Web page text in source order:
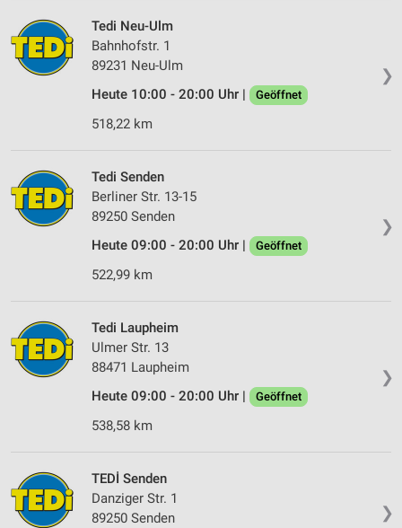
❯
Tedi Neu-Ulm
Bahnhofstr. 1
89231 Neu-Ulm
Heute 10:00 - 20:00 Uhr |
Geöffnet
518,22 km
❯
Tedi Senden
Berliner Str. 13-15
89250 Senden
Heute 09:00 - 20:00 Uhr |
Geöffnet
522,99 km
❯
Tedi Laupheim
Ulmer Str. 13
88471 Laupheim
Heute 09:00 - 20:00 Uhr |
Geöffnet
538,58 km
❯
TEDİ Senden
Danziger Str. 1
89250 Senden